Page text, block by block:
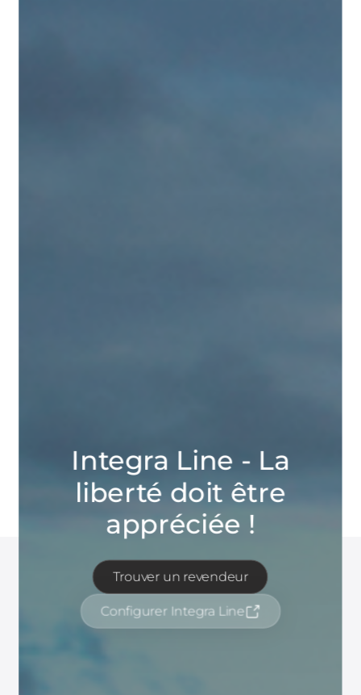
Integra Line - La
liberté doit être
appréciée !
Trouver un revendeur
Configurer Integra Line